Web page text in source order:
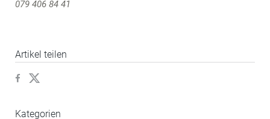
079 406 84 41
Artikel teilen
Kategorien